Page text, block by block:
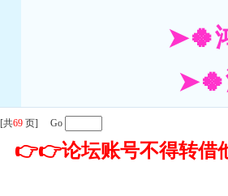
➤🍀
➤🍀
[共69 页] Go
👉👉论坛账号不得转借